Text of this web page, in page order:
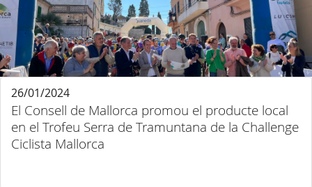
El Consell de Mallorca promou el producte local
en el Trofeu Serra de Tramuntana de la Challenge
Ciclista Mallorca
26/01/2024